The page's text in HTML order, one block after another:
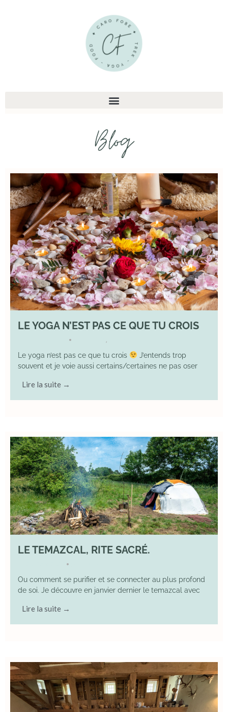
LE YOGA N’EST PAS CE QUE TU CROIS
•
Le yoga n’est pas ce que tu crois
J’entends trop
souvent et je voie aussi certains/certaines ne pas oser
Lire la suite →
LE TEMAZCAL, RITE SACRÉ.
•
Ou comment se purifier et se connecter au plus profond
de soi. Je découvre en janvier dernier le temazcal avec
Lire la suite →